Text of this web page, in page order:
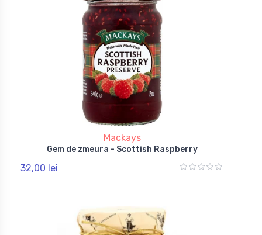
Mackays
Gem de zmeura - Scottish Raspberry
32,00 lei